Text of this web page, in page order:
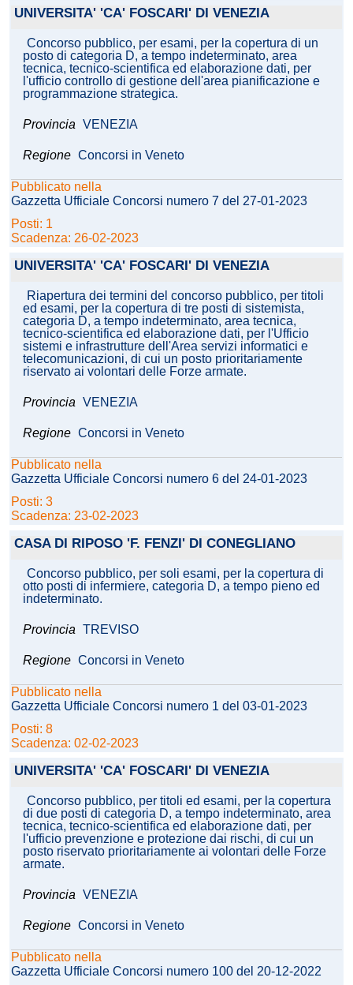
UNIVERSITA' 'CA' FOSCARI' DI VENEZIA
Concorso pubblico, per esami, per la copertura di un
posto di categoria D, a tempo indeterminato, area
tecnica, tecnico-scientifica ed elaborazione dati, per
l'ufficio controllo di gestione dell'area pianificazione e
programmazione strategica.
Provincia VENEZIA
Regione Concorsi in Veneto
Pubblicato nella
Gazzetta Ufficiale Concorsi numero 7 del 27-01-2023
Posti: 1
Scadenza: 26-02-2023
UNIVERSITA' 'CA' FOSCARI' DI VENEZIA
Riapertura dei termini del concorso pubblico, per titoli
ed esami, per la copertura di tre posti di sistemista,
categoria D, a tempo indeterminato, area tecnica,
tecnico-scientifica ed elaborazione dati, per l'Ufficio
sistemi e infrastrutture dell'Area servizi informatici e
telecomunicazioni, di cui un posto prioritariamente
riservato ai volontari delle Forze armate.
Provincia VENEZIA
Regione Concorsi in Veneto
Pubblicato nella
Gazzetta Ufficiale Concorsi numero 6 del 24-01-2023
Posti: 3
Scadenza: 23-02-2023
CASA DI RIPOSO 'F. FENZI' DI CONEGLIANO
Concorso pubblico, per soli esami, per la copertura di
otto posti di infermiere, categoria D, a tempo pieno ed
indeterminato.
Provincia TREVISO
Regione Concorsi in Veneto
Pubblicato nella
Gazzetta Ufficiale Concorsi numero 1 del 03-01-2023
Posti: 8
Scadenza: 02-02-2023
UNIVERSITA' 'CA' FOSCARI' DI VENEZIA
Concorso pubblico, per titoli ed esami, per la copertura
di due posti di categoria D, a tempo indeterminato, area
tecnica, tecnico-scientifica ed elaborazione dati, per
l'ufficio prevenzione e protezione dai rischi, di cui un
posto riservato prioritariamente ai volontari delle Forze
armate.
Provincia VENEZIA
Regione Concorsi in Veneto
Pubblicato nella
Gazzetta Ufficiale Concorsi numero 100 del 20-12-2022